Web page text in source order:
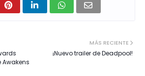
MÁS RECIENTE
¡Nuevo trailer de Deadpool!
Awakens